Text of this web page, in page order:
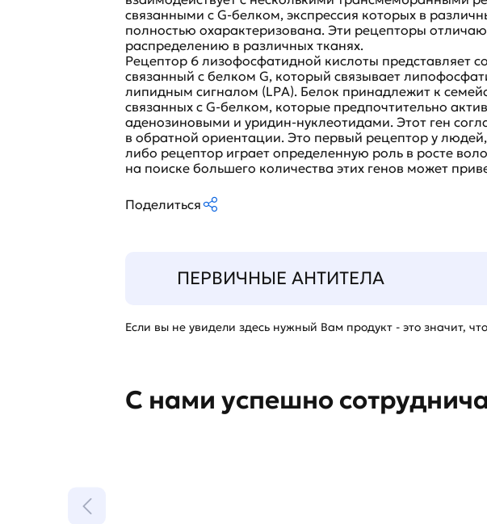
связанными с G-белком, экспрессия которых в
полностью охарактеризована. Эти рецепторы
распределению в различных тканях.
Рецептор 6 лизофосфатидной кислоты представляет
связанный с белком G, который связывает
липидным сигналом (LPA). Белок принадлежит к
связанных с G-белком, которые предпочтительно
аденозиновыми и уридин-нуклеотидами. Этот ген
в обратной ориентации. Это первый рецептор у
либо рецептор играет определенную роль в росте
на поиске большего количества этих генов может
Поделиться
ПЕРВИЧНЫЕ АНТИТЕЛА
Если вы не увидели здесь нужный Вам продукт - это значит,
С нами успешно